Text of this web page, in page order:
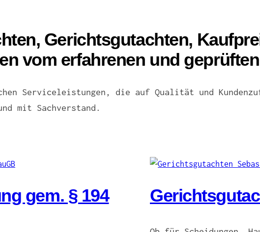
Gerichtsgutachten,
vom erfahrenen und
Serviceleistungen, die auf Qualität und
mit Sachverstand.
gem. § 194